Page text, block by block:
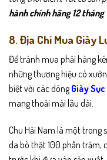
hành chính hãng 12 tháng
8. Địa Chỉ Mua Giày
Để tránh mua phải hàng
những thương hiệu có
biệt với các dòngGiày
mang thoải mái lâu dài.
Chu Hải Nam là một trong
da bò thật 100 phần trăm,